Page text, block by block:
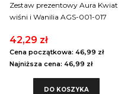
Zestaw prezentowy Aura Kwiat
wiśni i Wanilia AGS-001-017
42,29 zł
Cena początkowa: 46,99 zł
Najniższa cena: 46,99 zł
DO KOSZYKA